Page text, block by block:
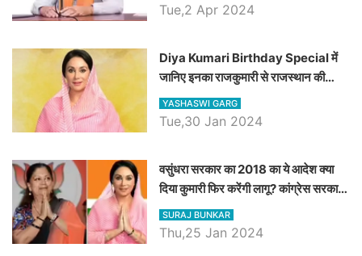
Tue,2 Apr 2024
Diya Kumari Birthday Special में
जानिए इनका राजकुमारी से राजस्थान की
डिप्टी सीएम बनने तक का सफर, एक क्लिक में
जाने पूरा जीवन परिचय
YASHASWI GARG
Tue,30 Jan 2024
वसुंधरा सरकार का 2018 का ये आदेश क्या
दिया कुमारी फिर करेंगी लागू? कांग्रेस सरकार
ने किया था निरस्त
SURAJ BUNKAR
Thu,25 Jan 2024